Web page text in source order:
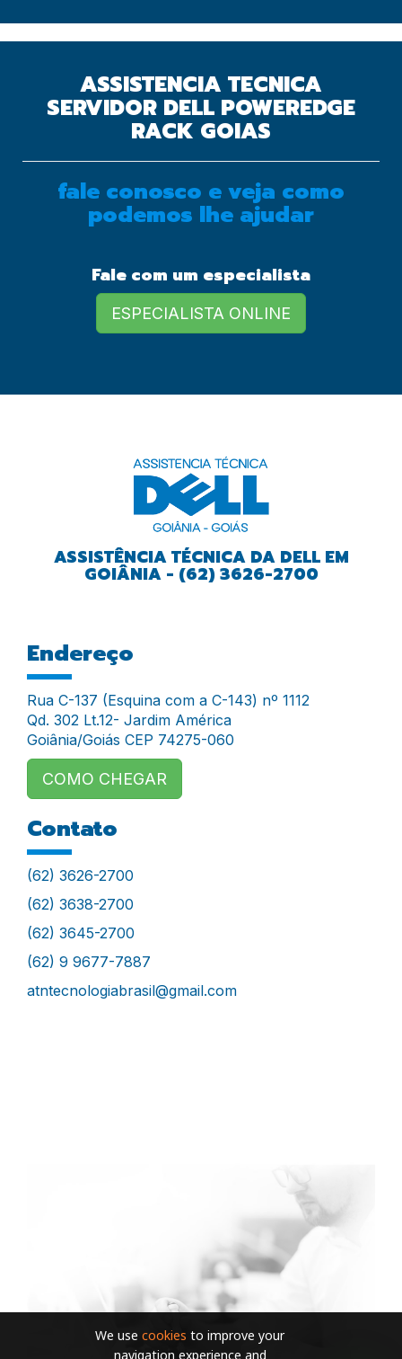
We use cookies to improve your
navigation experience and
European Commission |
ASSISTENCIA TECNICA
SERVIDOR DELL POWEREDGE
RACK GOIAS
fale conosco e veja como
podemos lhe ajudar
Fale com um especialista
ESPECIALISTA ONLINE
ASSISTÊNCIA TÉCNICA DA DELL EM
GOIÂNIA - (62) 3626-2700
Endereço
Rua C-137 (Esquina com a C-143) nº 1112
Qd. 302 Lt.12- Jardim América
Goiânia/Goiás CEP 74275-060
COMO CHEGAR
Contato
(62) 3626-2700
(62) 3638-2700
(62) 3645-2700
(62) 9 9677-7887
atntecnologiabrasil@gmail.com